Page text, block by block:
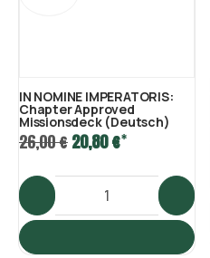
IN NOMINE IMPERATORIS:
Chapter Approved
Missionsdeck (Deutsch)
26,00 €20,80 €*